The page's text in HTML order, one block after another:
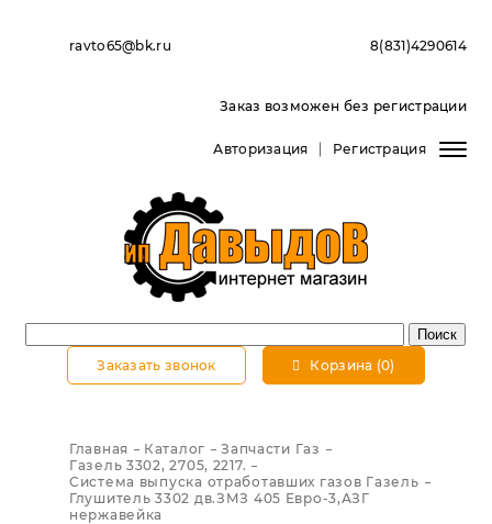
ravto65@bk.ru 8(831)4290614
Заказ возможен без регистрации
Авторизация Регистрация
Заказать звонок Корзина (0)
Главная Каталог
Запчасти Газ
Газель 3302, 2705, 2217.
Система выпуска отработавших газов Газель
Глушитель 3302 дв.ЗМЗ 405 Евро-3,АЗГ
нержавейка